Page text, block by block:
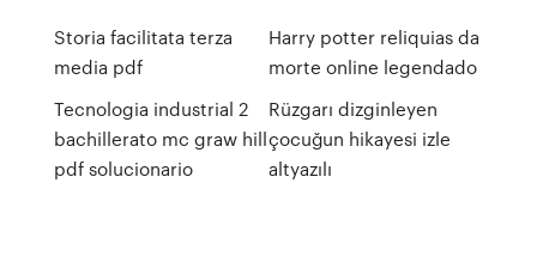
Storia facilitata terza
media pdf
Tecnologia industrial 2
bachillerato mc graw hill
pdf solucionario
Harry potter reliquias da
morte online legendado
Rüzgarı dizginleyen
çocuğun hikayesi izle
altyazılı